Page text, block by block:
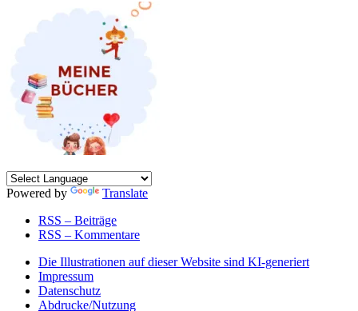
Powered by
Translate
RSS – Beiträge
RSS – Kommentare
Die Illustrationen auf dieser Website sind KI-generiert
Impressum
Datenschutz
Abdrucke/Nutzung